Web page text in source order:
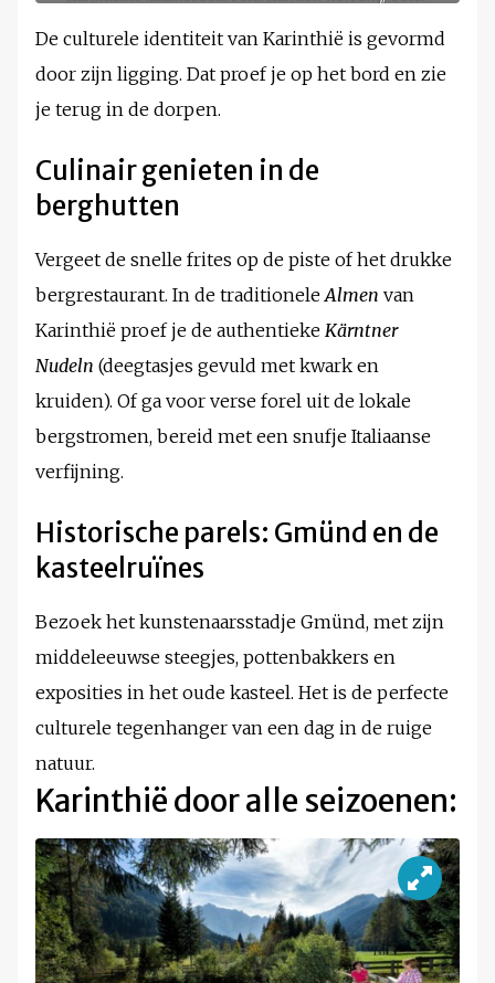
De culturele identiteit van Karinthië is gevormd
door zijn ligging. Dat proef je op het bord en zie
je terug in de dorpen.
Culinair genieten in de
berghutten
Vergeet de snelle frites op de piste of het drukke
bergrestaurant. In de traditioneleAlmen van
Karinthië proef je de authentieke Kärntner
Nudeln (deegtasjes gevuld met kwark en
kruiden). Of ga voor verse forel uit de lokale
bergstromen, bereid met een snufje Italiaanse
verfijning.
Historische parels: Gmünd en de
kasteelruïnes
Bezoek het kunstenaarsstadje Gmünd, met zijn
middeleeuwse steegjes, pottenbakkers en
exposities in het oude kasteel. Het is de perfecte
culturele tegenhanger van een dag in de ruige
natuur.
Karinthië door alle seizoenen: